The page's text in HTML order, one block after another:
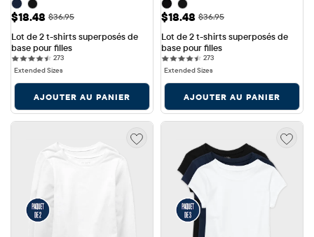
Prix ​​de vente: $18.48
$18.48 Prix ​​d'origine: $36.95
$36.95
Lot de 2 t-shirts superposés de
base pour filles
273273 reviews
Extended Sizes
AJOUTER AU PANIER
Prix ​​de vente: $18.48
$18.48 Prix ​​d'origine: $36.95
$36.95
Lot de 2 t-shirts superposés de
base pour filles
273273 reviews
Extended Sizes
AJOUTER AU PANIER